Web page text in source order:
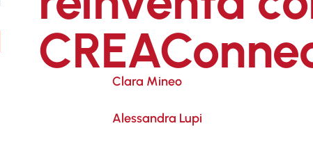
Clara Mineo
Alessandra Lupi